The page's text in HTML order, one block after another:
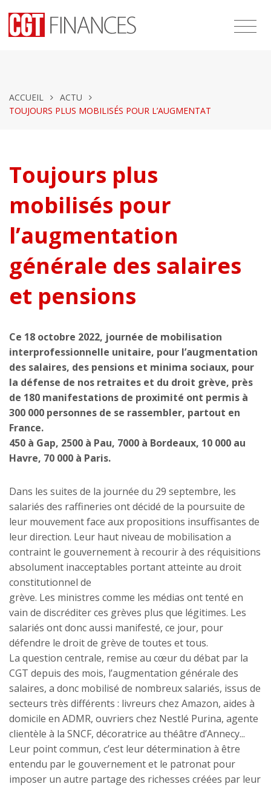
ACCUEIL
ACTU
TOUJOURS PLUS MOBILISÉS POUR L’AUGMENTAT
Toujours plus
mobilisés pour
l’augmentation
générale des salaires
et pensions
Ce 18 octobre 2022, journée de mobilisation
interprofessionnelle unitaire, pour l’augmentation
des salaires, des pensions et minima sociaux, pour
la défense de nos retraites et du droit grève, près
de 180 manifestations de proximité ont permis à
300 000 personnes de se rassembler, partout en
France.
450 à Gap, 2500 à Pau, 7000 à Bordeaux, 10 000 au
Havre, 70 000 à Paris.
Dans les suites de la journée du 29 septembre, les
salariés des raffineries ont décidé de la poursuite de
leur mouvement face aux propositions insuffisantes de
leur direction. Leur haut niveau de mobilisation a
contraint le gouvernement à recourir à des réquisitions
absolument inacceptables portant atteinte au droit
constitutionnel de
grève. Les ministres comme les médias ont tenté en
vain de discréditer ces grèves plus que légitimes. Les
salariés ont donc aussi manifesté, ce jour, pour
défendre le droit de grève de toutes et tous.
La question centrale, remise au cœur du débat par la
CGT depuis des mois, l’augmentation générale des
salaires, a donc mobilisé de nombreux salariés, issus de
secteurs très différents : livreurs chez Amazon, aides à
domicile en ADMR, ouvriers chez Nestlé Purina, agente
clientèle à la SNCF, décoratrice au théâtre d’Annecy...
Leur point commun, c’est leur détermination à être
entendu par le gouvernement et le patronat pour
imposer un autre partage des richesses créées par leur